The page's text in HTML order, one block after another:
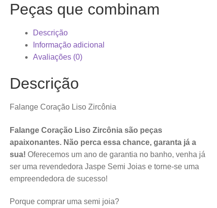
Peças que combinam
Descrição
Informação adicional
Avaliações (0)
Descrição
Falange Coração Liso Zircônia
Falange Coração Liso Zircônia são peças
apaixonantes. Não perca essa chance, garanta já a
sua! Oferecemos um ano de garantia no banho, venha já
ser uma revendedora Jaspe Semi Joias e torne-se uma
empreendedora de sucesso!
Porque comprar uma semi joia?